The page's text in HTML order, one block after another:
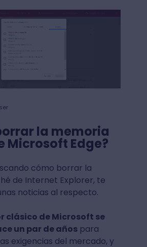
la memoria
Microsoft Edge?
cómo borrar la
de Internet Explorer, te
noticias al respecto.
clásico de Microsoft se
un par de añospara
exigencias del mercado, y